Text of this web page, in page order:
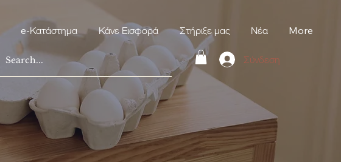
e-Κατάστημα Κάνε Εισφορά Στήριξε μας Νέα More
Σύνδεση